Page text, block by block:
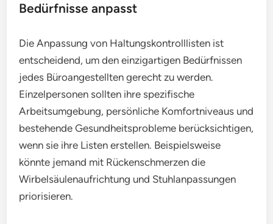
Bedürfnisse anpasst
Die Anpassung von Haltungskontrolllisten ist
entscheidend, um den einzigartigen Bedürfnissen
jedes Büroangestellten gerecht zu werden.
Einzelpersonen sollten ihre spezifische
Arbeitsumgebung, persönliche Komfortniveaus und
bestehende Gesundheitsprobleme berücksichtigen,
wenn sie ihre Listen erstellen. Beispielsweise
könnte jemand mit Rückenschmerzen die
Wirbelsäulenaufrichtung und Stuhlanpassungen
priorisieren.